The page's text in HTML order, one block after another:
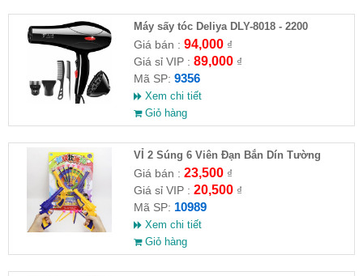
Máy sấy tóc Deliya DLY-8018 - 2200
Giá bán : 94,000₫
Giá sỉ VIP : 89,000₫
Mã SP: 9356
Xem chi tiết
Giỏ hàng
VỈ 2 Súng 6 Viên Đạn Bắn Dín Tường
Giá bán : 23,500₫
Giá sỉ VIP : 20,500₫
Mã SP: 10989
Xem chi tiết
Giỏ hàng